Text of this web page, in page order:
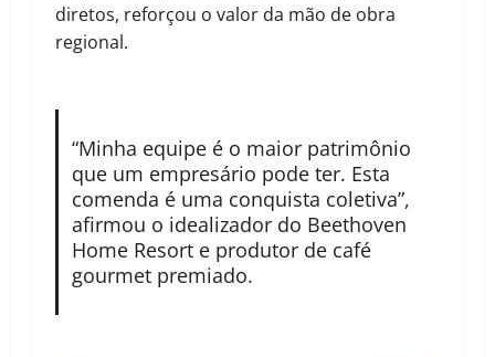
diretos, reforçou o valor da mão de obra
regional.
“Minha equipe é o maior patrimônio
que um empresário pode ter. Esta
comenda é uma conquista coletiva”,
afirmou o idealizador do Beethoven
Home Resort e produtor de café
gourmet premiado.